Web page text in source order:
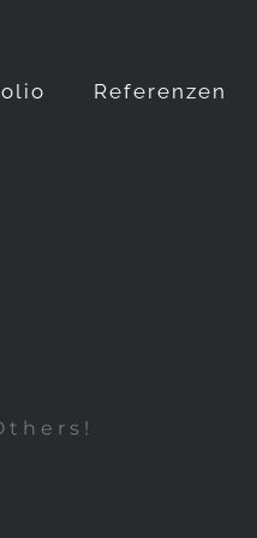
Referenzen